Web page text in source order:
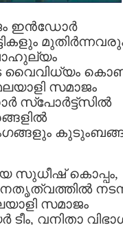
ഇൻഡോർ
വൈവിധ്യം
സമാജം
സ്പോർട്ട്സിൽ
സുധീഷ് കൊപ്പം,
സമാജം
വനിതാ